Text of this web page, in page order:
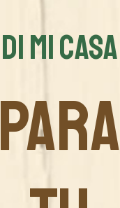
DI MI CASA
PARA